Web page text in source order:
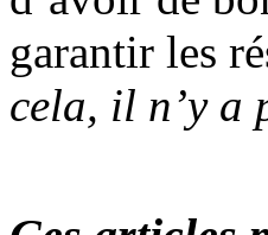
garantir les
cela, il n’y a